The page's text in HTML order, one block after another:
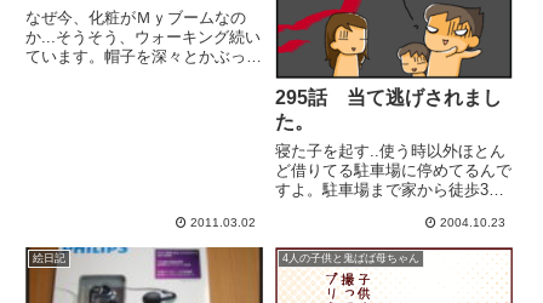
なぜ今、化粧がＭｙブームなの
か...そうそう、ウォーキング続い
ています。帽子を深々とかぶって
2011.03.02
295話 当て逃げされまし
た。
寝た子を起す..使う時以外ほとん
ど借りてる駐車場に停めてるんで
すよ。駐車場まで家から徒歩3分
駐車下手。イの一番に疑われてま
した＜夫に
2004.10.23
絵日記 4人の子供と鬼ばば母ちゃん